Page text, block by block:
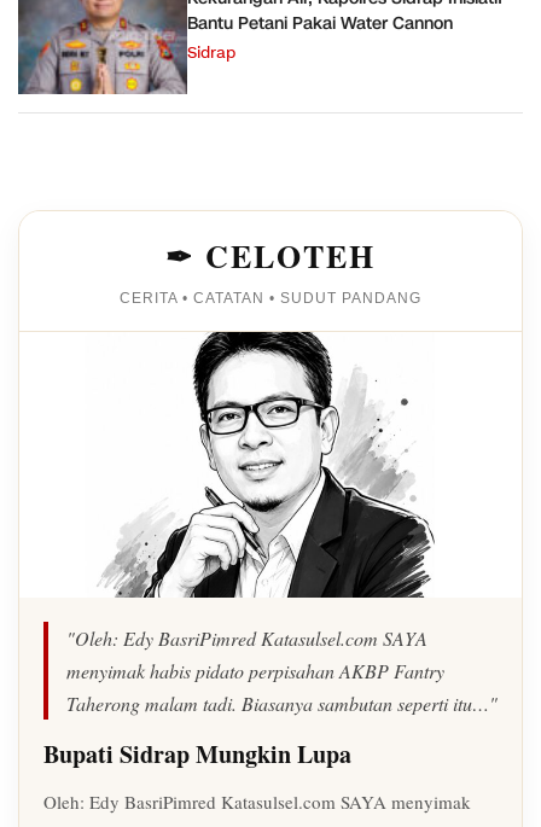
Bantu Petani Pakai Water Cannon
Sidrap
✒ CELOTEH
CERITA • CATATAN • SUDUT PANDANG
"Oleh: Edy BasriPimred Katasulsel.com SAYA
menyimak habis pidato perpisahan AKBP Fantry
Taherong malam tadi. Biasanya sambutan seperti itu…"
Bupati Sidrap Mungkin Lupa
Oleh: Edy BasriPimred Katasulsel.com SAYA menyimak